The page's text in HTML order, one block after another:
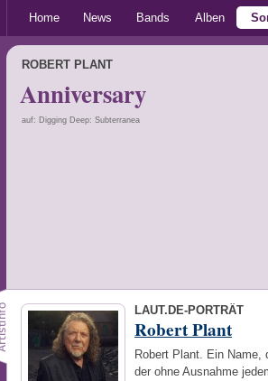
Home News Bands Alben
ROBERT PLANT
Anniversary
auf: Digging Deep: Subterranea
LAUT.DE-PORTRÄT
Robert Plant
Robert Plant. Ein Name,
der ohne Ausnahme